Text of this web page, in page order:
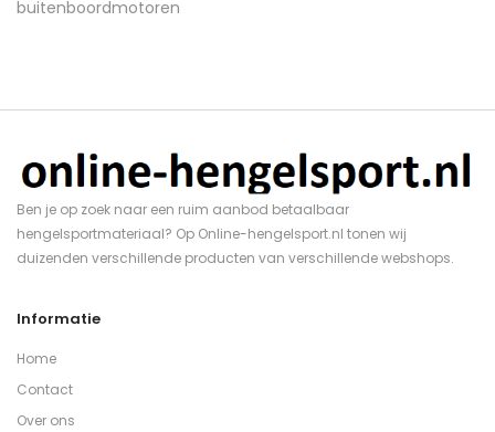
Ben je op zoek naar een ruim aanbod betaalbaar
hengelsportmateriaal? Op Online-hengelsport.nl tonen wij
duizenden verschillende producten van verschillende webshops.
Informatie
Home
Contact
Over ons